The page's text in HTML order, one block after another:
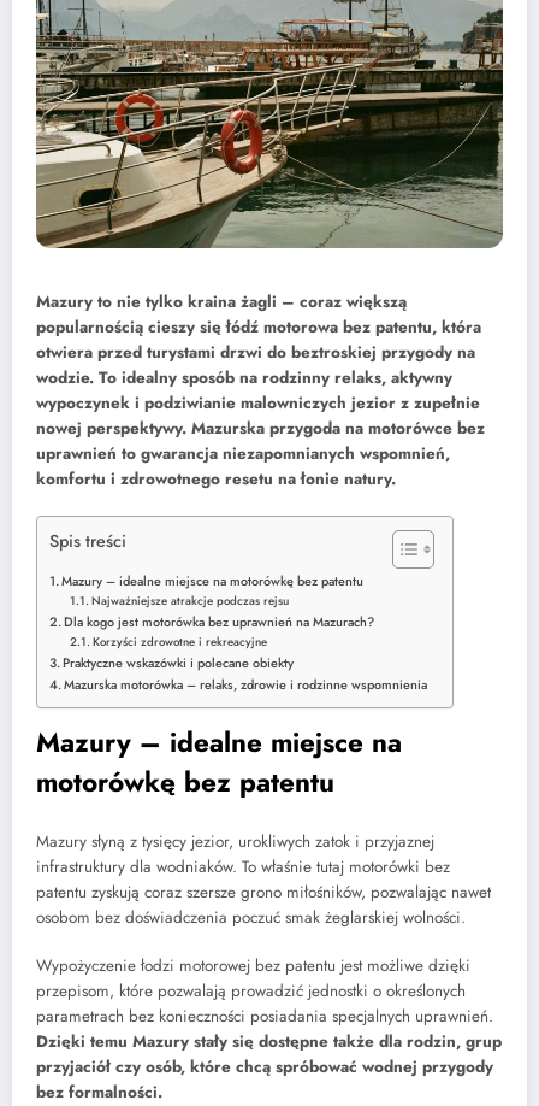
Mazury to nie tylko kraina żagli – coraz większą
popularnością cieszy się łódź motorowa bez patentu, która
otwiera przed turystami drzwi do beztroskiej przygody na
wodzie. To idealny sposób na rodzinny relaks, aktywny
wypoczynek i podziwianie malowniczych jezior z zupełnie
nowej perspektywy. Mazurska przygoda na motorówce bez
uprawnień to gwarancja niezapomnianych wspomnień,
komfortu i zdrowotnego resetu na łonie natury.
Spis treści
Mazury – idealne miejsce na motorówkę bez patentu
Najważniejsze atrakcje podczas rejsu
Dla kogo jest motorówka bez uprawnień na Mazurach?
Korzyści zdrowotne i rekreacyjne
Praktyczne wskazówki i polecane obiekty
Mazurska motorówka – relaks, zdrowie i rodzinne wspomnienia
Mazury – idealne miejsce na
motorówkę bez patentu
Mazury słyną z tysięcy jezior, urokliwych zatok i przyjaznej
infrastruktury dla wodniaków. To właśnie tutaj motorówki bez
patentu zyskują coraz szersze grono miłośników, pozwalając nawet
osobom bez doświadczenia poczuć smak żeglarskiej wolności.
Wypożyczenie łodzi motorowej bez patentu jest możliwe dzięki
przepisom, które pozwalają prowadzić jednostki o określonych
parametrach bez konieczności posiadania specjalnych uprawnień.
Dzięki temu Mazury stały się dostępne także dla rodzin, grup
przyjaciół czy osób, które chcą spróbować wodnej przygody
bez formalności.